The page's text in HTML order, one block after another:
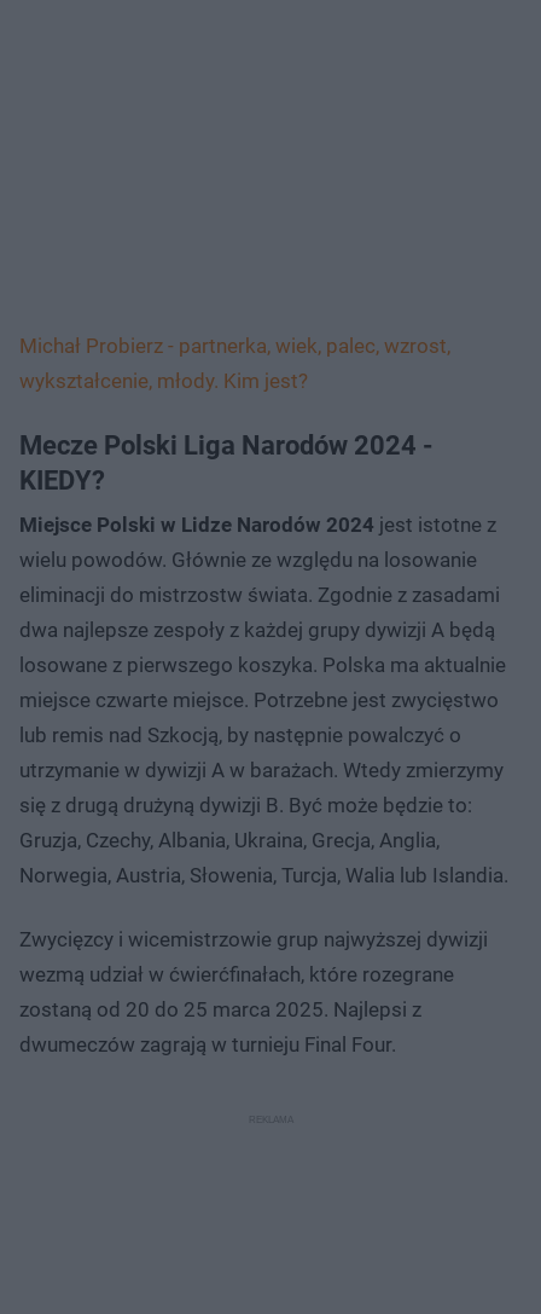
Michał Probierz - partnerka, wiek, palec, wzrost,
wykształcenie, młody. Kim jest?
Mecze Polski Liga Narodów 2024 -
KIEDY?
Miejsce Polski w Lidze Narodów 2024 jest istotne z
wielu powodów. Głównie ze względu na losowanie
eliminacji do mistrzostw świata. Zgodnie z zasadami
dwa najlepsze zespoły z każdej grupy dywizji A będą
losowane z pierwszego koszyka. Polska ma aktualnie
miejsce czwarte miejsce. Potrzebne jest zwycięstwo
lub remis nad Szkocją, by następnie powalczyć o
utrzymanie w dywizji A w barażach. Wtedy zmierzymy
się z drugą drużyną dywizji B. Być może będzie to:
Gruzja, Czechy, Albania, Ukraina, Grecja, Anglia,
Norwegia, Austria, Słowenia, Turcja, Walia lub Islandia.
Zwycięzcy i wicemistrzowie grup najwyższej dywizji
wezmą udział w ćwierćfinałach, które rozegrane
zostaną od 20 do 25 marca 2025. Najlepsi z
dwumeczów zagrają w turnieju Final Four.